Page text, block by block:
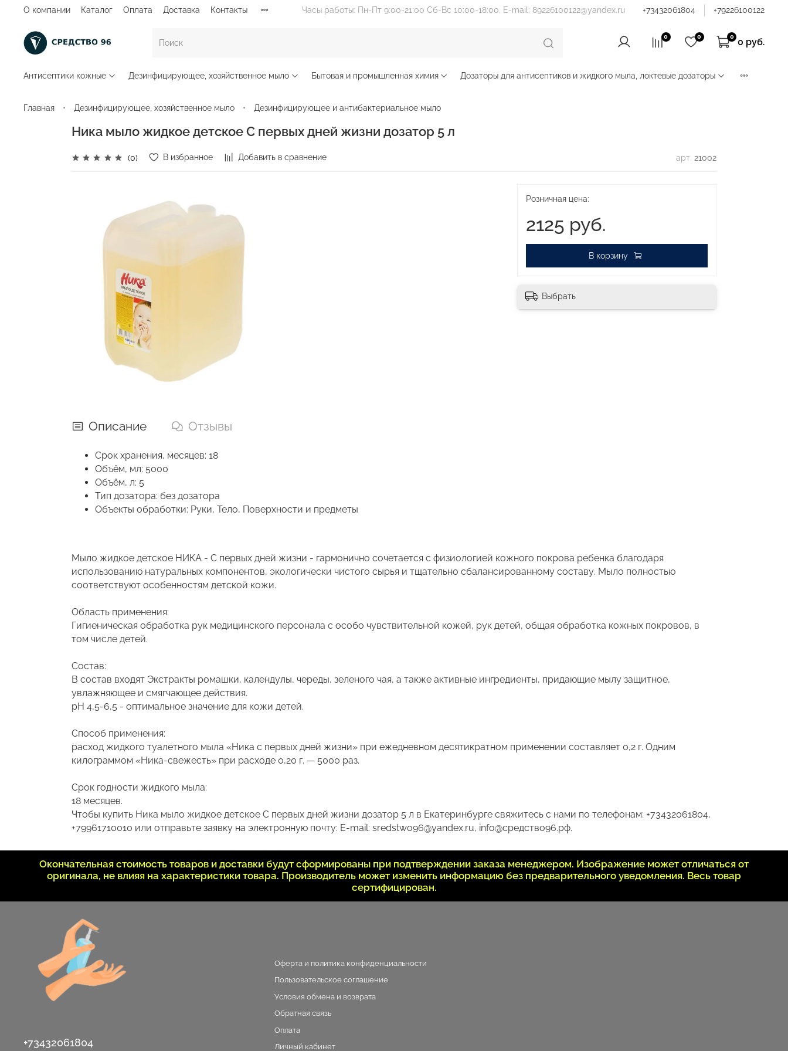
О компании Каталог Оплата Доставка Контакты Часы работы: Пн-Пт 9:00-21:00 Сб-Вс 10:00-18:00. E-mail: 89226100122@yandex.ru +73432061804 +79226100122
0 0 0
0 руб.
Антисептики кожные Дезинфицирующее, хозяйственное мыло Бытовая и промышленная химия Дозаторы для антисептиков и жидкого мыла, локтевые дозаторы
Главная Дезинфицирующее, хозяйственное мыло Дезинфицирующее и антибактериальное мыло
Ника мыло жидкое детское С первых дней жизни дозатор 5 л
(0) В избранное Добавить в сравнение арт. 21002
Розничная цена:
2125 руб.
В корзину
Выбрать
Описание Отзывы
Срок хранения, месяцев: 18
Объём, мл: 5000
Объём, л: 5
Тип дозатора: без дозатора
Объекты обработки: Руки, Тело, Поверхности и предметы
Мыло жидкое детское НИКА - С первых дней жизни - гармонично сочетается с физиологией кожного покрова ребенка благодаря
использованию натуральных компонентов, экологически чистого сырья и тщательно сбалансированному составу. Мыло полностью
соответствуют особенностям детской кожи.
Область применения:
Гигиеническая обработка рук медицинского персонала с особо чувствительной кожей, рук детей, общая обработка кожных покровов, в
том числе детей.
Состав:
В состав входят Экстракты ромашки, календулы, череды, зеленого чая, а также активные ингредиенты, придающие мылу защитное,
увлажняющее и смягчающее действия.
pH 4,5-6,5 - оптимальное значение для кожи детей.
Способ применения:
расход жидкого туалетного мыла «Ника с первых дней жизни» при ежедневном десятикратном применении составляет 0,2 г. Одним
килограммом «Ника-свежесть» при расходе 0,20 г. — 5000 раз.
Срок годности жидкого мыла:
18 месяцев.
Чтобы купить Ника мыло жидкое детское С первых дней жизни дозатор 5 л в Екатеринбурге свяжитесь с нами по телефонам: +73432061804,
+79961710010 или отправьте заявку на электронную почту: E-mail: sredstwo96@yandex.ru, info@средство96.рф.
Окончательная стоимость товаров и доставки будут сформированы при подтверждении заказа менеджером. Изображение может отличаться от
оригинала, не влияя на характеристики товара. Производитель может изменить информацию без предварительного уведомления. Весь товар
сертифицирован.
Оферта и политика конфиденциальности
Пользовательское соглашение
Условия обмена и возврата
Обратная связь
Оплата
Личный кабинет
+73432061804